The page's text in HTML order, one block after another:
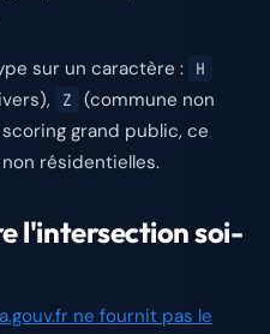
sur un caractère : H
Z
(commune non
grand public, ce
résidentielles.
l'intersection soi-
ne fournit pas le